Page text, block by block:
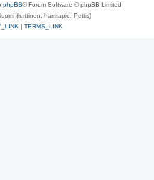
phpBB® Forum Software © phpBB Limited
(lurttinen, harritapio, Pettis)
| TERMS_LINK